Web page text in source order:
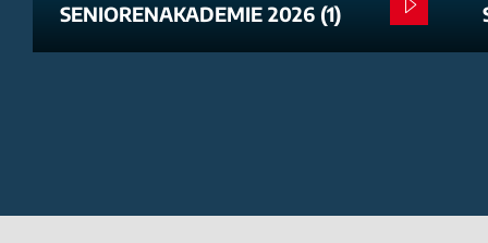
SENIORENAKADEMIE 2026 (1)